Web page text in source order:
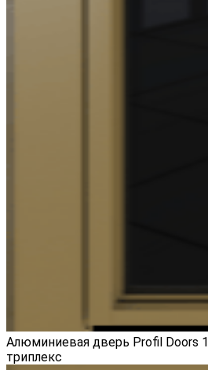
Алюминиевая дверь Profil Doors
триплекс